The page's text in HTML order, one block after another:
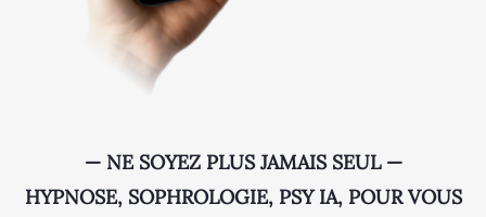
— NE SOYEZ PLUS JAMAIS SEUL —
HYPNOSE, SOPHROLOGIE, PSY IA, POUR VOUS